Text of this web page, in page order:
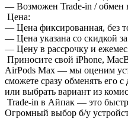
— Возможен Trade-in / обмен
Цена:
— Цена фиксированная, без
— Цена указана со скидкой
— Цену в рассрочку и
Приносите свой iPhone,
AirPods Max — мы оценим
сможете сразу обменять его
или выбрать вариант из
Trade-in в Айпак — это
Огромный выбор б/у